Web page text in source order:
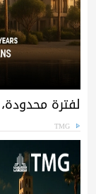
لفترة محدودة، مقدم 1.5%
TMG